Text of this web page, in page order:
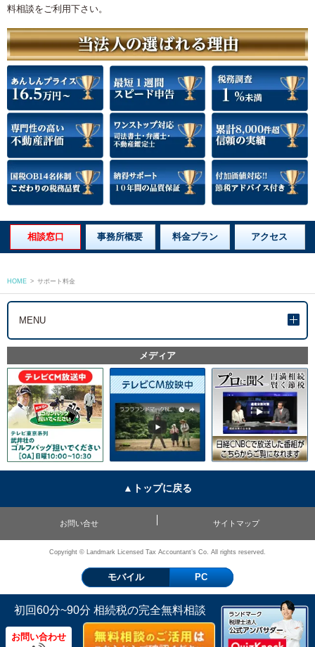
料相談をご利用下さい。
相談窓口 事務所概要 料金プラン アクセス
HOME > サポート料金
MENU
メディア
▲トップに戻る
お問い合せ サイトマップ
Copyright © Landmark Licensed Tax Accountant’s Co. All rights reserved.
初回60分~90分 相続税の完全無料相談
お問い合わせ
モバイル PC